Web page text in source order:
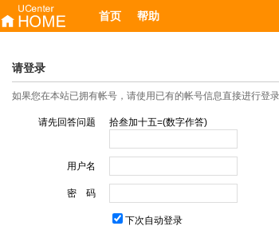
首页 帮助
请登录
如果您在本站已拥有帐号，请使用已有的帐号信息直接进行登
请先回答问题 拾叁加十五=(数字作答)
用户名
密 码
下次自动登录